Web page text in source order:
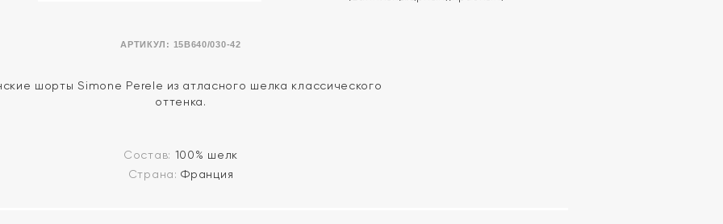
АРТИКУЛ: 15B640/030-42
шорты Simone Perele из атласного шелка классического
оттенка.
Состав: 100% шелк
Страна:Франция